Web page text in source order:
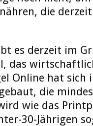
die
es derzeit im
das
Online hat sich
die
wie das
30-Jährigen